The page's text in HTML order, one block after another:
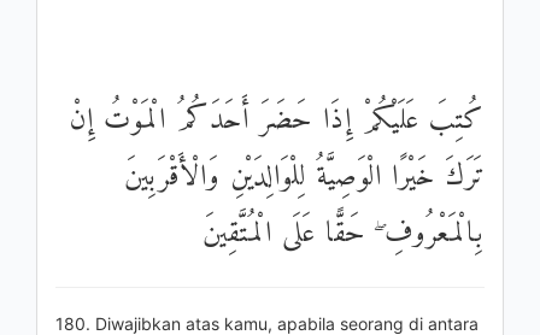
كُتِبَ عَلَيْكُمْ إِذَا حَضَرَ أَحَدَكُمُ الْمَوْتُ إِنْ
تَرَكَ خَيْرًا الْوَصِيَّةُ لِلْوَالِدَيْنِ وَالْأَقْرَبِينَ
بِالْمَعْرُوفِ ۖ حَقًّا عَلَى الْمُتَّقِينَ
180. Diwajibkan atas kamu, apabila seorang di antara